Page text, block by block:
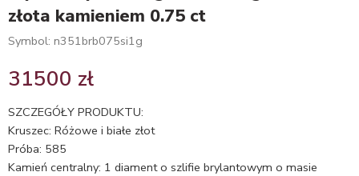
złota kamieniem 0.75 ct
Symbol: n351brb075si1g
31500 zł
SZCZEGÓŁY PRODUKTU:
Kruszec: Różowe i białe złot
Próba: 585
Kamień centralny: 1 diament o szlifie brylantowym o masie